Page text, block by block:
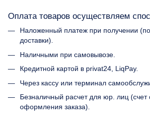
Оплата товаров осуществляем
Наложенный платеж при получении
доставки).
Наличными при самовывозе.
Кредитной картой в privat24, LiqPay.
Через кассу или терминал
Безналичный расчет для юр. лиц (счет
оформления заказа).